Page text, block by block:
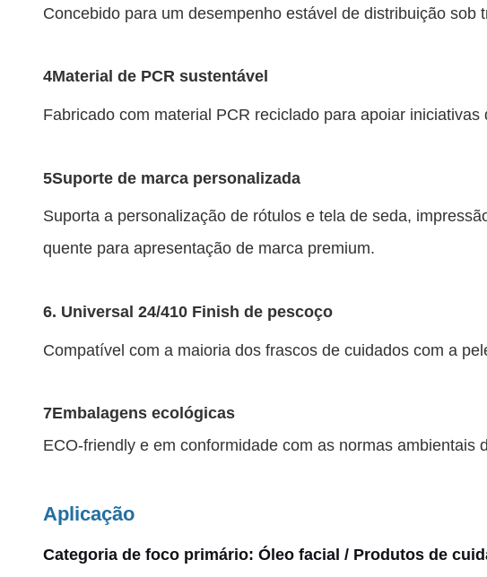
Concebido para um desempenho estável de distribuição
4Material de PCR sustentável
Fabricado com material PCR reciclado para apoiar
5Suporte de marca personalizada
Suporta a personalização de rótulos e tela de seda,
quente para apresentação de marca premium.
6. Universal 24/410 Finish de pescoço
Compatível com a maioria dos frascos de cuidados com a
7Embalagens ecológicas
ECO-friendly e em conformidade com as normas
Aplicação
Categoria de foco primário: Óleo facial / Produtos de